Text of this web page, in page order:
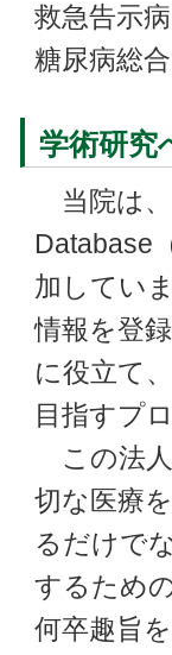
救急告示
糖尿病総
学術研究
当院は、
Database
加してい
情報を登
に役立て
目指すプ
この法人
切な医療
るだけで
するため
何卒趣旨